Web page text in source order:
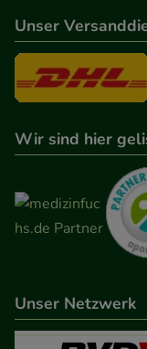
teilweise an
Medien
Unser
Wir sind hier
Unser Netzwerk